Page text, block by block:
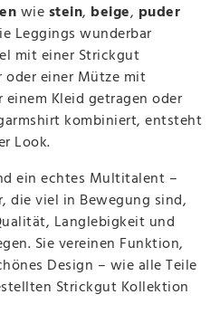
wiestein, beige, puder
Leggings wunderbar
mit einer Strickgut
oder einer Mütze mit
Kleid getragen oder
kombiniert, entsteht
Look.
ein echtes Multitalent –
die viel in Bewegung sind,
Langlebigkeit und
Sie vereinen Funktion,
Design – wie alle Teile
Strickgut Kollektion